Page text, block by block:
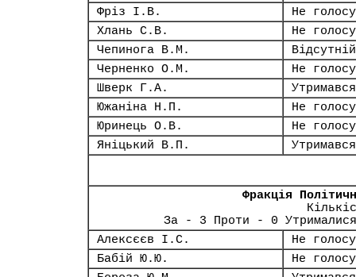
Фріз І.В.
Не
Хлань С.В.
Не
Чепинога В.М.
Відсутній
Черненко О.М.
Не
Шверк Г.А.
Утримався
Южаніна Н.П.
Не
Юринець О.В.
Не
Яніцький В.П.
Утримався
Фракція
За - 3 Проти - 0
Алексєєв І.С.
Не
Бабій Ю.Ю.
Не